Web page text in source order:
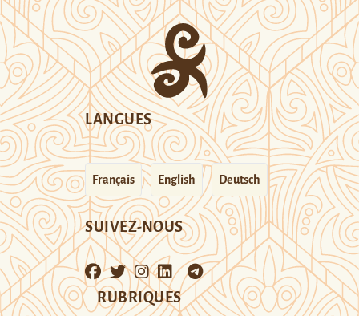
LANGUES
Français English Deutsch
SUIVEZ-NOUS
RUBRIQUES